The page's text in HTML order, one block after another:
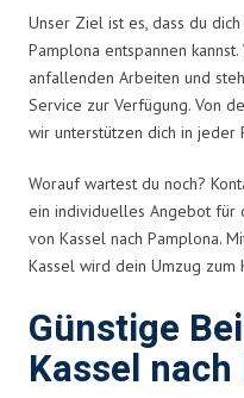
Unser Ziel ist es, dass du
Pamplona entspannen
anfallenden Arbeiten und
Service zur Verfügung. Von
wir unterstützen dich in jeder
Worauf wartest du noch?
ein individuelles Angebot für
von Kassel nach Pamplona.
Kassel wird dein Umzug zum
Günstige
Kassel